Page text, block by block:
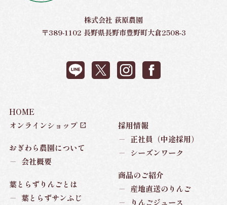
株式会社 荻原農園
〒389-1102 長野県長野市豊野町大倉2508-3
HOME
オンラインショップ
おぎわら農園について
－ 会社概要
葉とらずりんごとは
－ 葉とらずサンふじ
採用情報
－ 正社員（中途採用）
－
シーズンワーク
商品のご紹介
－ 産地直送のりんご
－
りんごジュース